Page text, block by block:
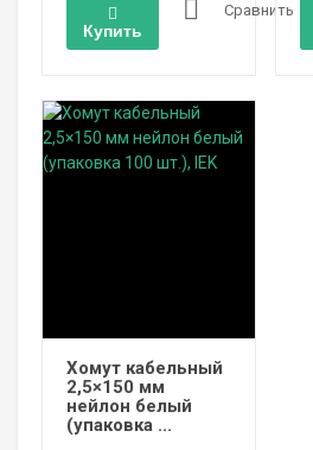
Купить
Сравнить
Хомут кабельный
2,5×150 мм
нейлон белый
(упаковка ...